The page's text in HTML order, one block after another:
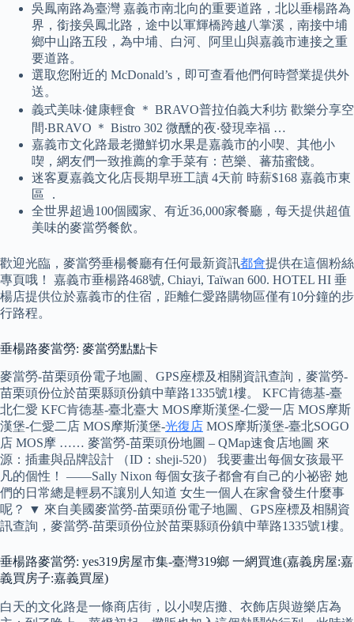
吳鳳南路為臺灣 嘉義市南北向的重要道路，北以垂楊路為
界，銜接吳鳳北路，途中以軍輝橋跨越八掌溪，南接中埔
鄉中山路五段，為中埔、白河、阿里山與嘉義市連接之重
要道路。
選取您附近的 McDonald’s，即可查看他們何時營業提供外
送。
義式美味‧健康輕食 ＊ BRAVO普拉伯義大利坊 歡樂分享空
間‧BRAVO ＊ Bistro 302 微醺的夜‧發現幸福 …
嘉義市文化路最老攤鮮切水果是嘉義市的小喫、其他小
喫，網友們一致推薦的拿手菜有：芭樂、蕃茄蜜餞。
迷客夏嘉義文化店長期早班工讀 4天前 時薪$168 嘉義市東
區 ．
全世界超過100個國家、有近36,000家餐廳，每天提供超值
美味的麥當勞餐飲。
歡迎光臨，麥當勞垂楊餐廳有任何最新資訊都會提供在這個粉絲
專頁哦！ 嘉義市垂楊路468號, Chiayi, Taïwan 600. HOTEL HI 垂
楊店提供位於嘉義市的住宿，距離仁愛路購物區僅有10分鐘的步
行路程。
垂楊路麥當勞: 麥當勞點點卡
麥當勞-苗栗頭份電子地圖、GPS座標及相關資訊查詢，麥當勞-
苗栗頭份位於苗栗縣頭份鎮中華路1335號1樓。 KFC肯德基-臺
北仁愛 KFC肯德基-臺北臺大 MOS摩斯漢堡-仁愛一店 MOS摩斯
漢堡-仁愛二店 MOS摩斯漢堡-光復店 MOS摩斯漢堡-臺北SOGO
店 MOS摩 …… 麥當勞-苗栗頭份地圖 – QMap速食店地圖 來
源：插畫與品牌設計 （ID：sheji-520） 我要畫出每個女孩最平
凡的個性！ ——Sally Nixon 每個女孩子都會有自己的小祕密 她
們的日常總是輕易不讓別人知道 女生一個人在家會發生什麼事
呢？ ▼ 來自美國麥當勞-苗栗頭份電子地圖、GPS座標及相關資
訊查詢，麥當勞-苗栗頭份位於苗栗縣頭份鎮中華路1335號1樓。
垂楊路麥當勞: yes319房屋市集-臺灣319鄉 一網買進(嘉義房屋:嘉
義買房子:嘉義買屋)
白天的文化路是一條商店街，以小喫店攤、衣飾店與遊樂店為